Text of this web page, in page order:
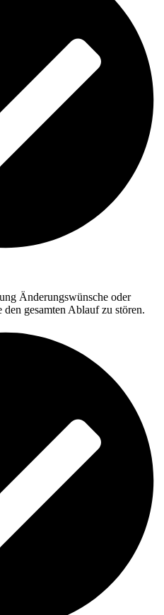
Änderungswünsche oder
gesamten Ablauf zu stören.